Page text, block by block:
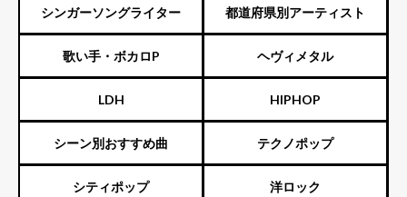
ENTERTAINMENT（旧ジャニ
ーズ）
シンガーソングライター 都道府県別アーティスト
歌い手・ボカロP ヘヴィメタル
LDH HIPHOP
シーン別おすすめ曲 テクノポップ
シティポップ 洋ロック